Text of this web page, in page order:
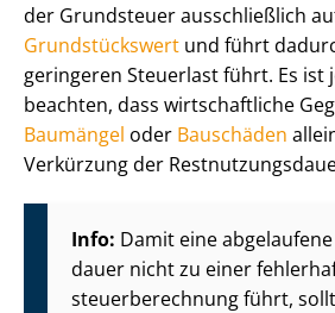
der Grundsteuer ausschließlich
Grundstückswert und führt
geringeren Steuerlast führt. Es ist
beachten, dass wirtschaftliche
Baumängel oder Bauschäden
Verkürzung der
Info: Damit eine
dau­er nicht zu einer
steu­er­be­rech­nung führt,